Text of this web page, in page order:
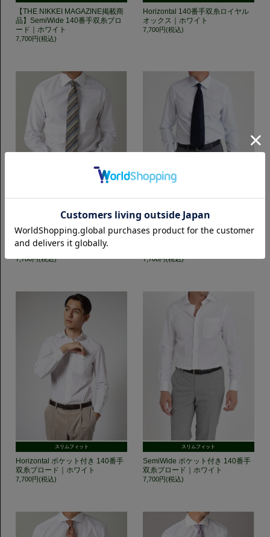
【THE NIKKEI MAGAZINE掲載商
品】SemiWide 140番手双糸ブロ
ード｜ホワイト
7,700円(税込)
Horizontal 140番手双糸ロイヤル
オックス｜ホワイト
7,700円(税込)
スリムフィット
SemiWide 140番手双糸ロイヤル
オックス｜ホワイト
7,700円(税込)
スリムフィット
7,700円(税込)
スリムフィット
Horizontal ポケット付き 140番手
双糸ブロード｜ホワイト
7,700円(税込)
スリムフィット
SemiWide ポケット付き 140番手
双糸ブロード｜ホワイト
7,700円(税込)